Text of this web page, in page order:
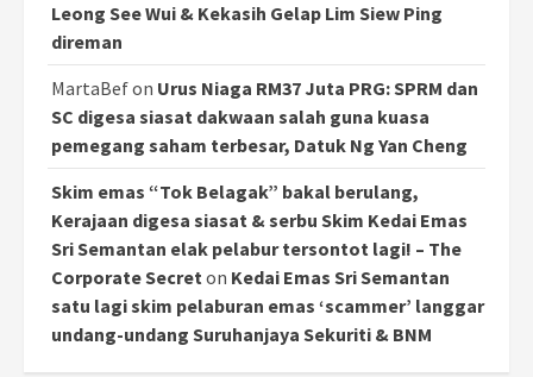
Leong See Wui & Kekasih Gelap Lim Siew Ping
direman
MartaBefon Urus Niaga RM37 Juta PRG: SPRM dan
SC digesa siasat dakwaan salah guna kuasa
pemegang saham terbesar, Datuk Ng Yan Cheng
Skim emas “Tok Belagak” bakal berulang,
Kerajaan digesa siasat & serbu Skim Kedai Emas
Sri Semantan elak pelabur tersontot lagi! – The
Corporate Secreton Kedai Emas Sri Semantan
satu lagi skim pelaburan emas ‘scammer’ langgar
undang-undang Suruhanjaya Sekuriti & BNM